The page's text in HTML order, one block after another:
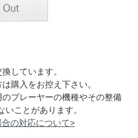
しています。
購入をお控え下さい。
プレーヤーの機種やその整備
ことがあります。
の対応について>